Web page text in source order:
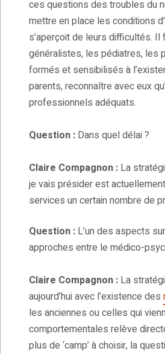
ces questions des troubles du
mettre en place les conditions
s’aperçoit de leurs difficultés.
généralistes, les pédiatres, les
formés et sensibilisés à
parents, reconnaître avec eux
professionnels adéquats.
Question : Dans quel délai ?
Claire Compagnon : La
je vais présider est
services un certain nombre de
Question : L’un des aspects
approches entre le médico-
Claire Compagnon : La
aujourd’hui avec l’existence des
les anciennes ou celles qui
comportementales relève
plus de ‘camp’ à choisir, la